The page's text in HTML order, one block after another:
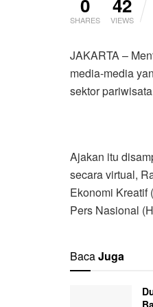
SHARES VIEWS
JAKARTA –
media-media
sektor
Ajakan itu
secara virtual,
Ekonomi Kreatif
Pers Nasional
BacaJuga